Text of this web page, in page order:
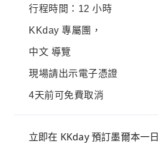
行程時間：12 小時
KKday 專屬團，
中文 導覽
現場請出示電子憑證
4天前可免費取消
立即在 KKday 預訂墨爾本一